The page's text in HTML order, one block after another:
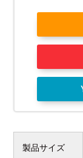
製品サイズ